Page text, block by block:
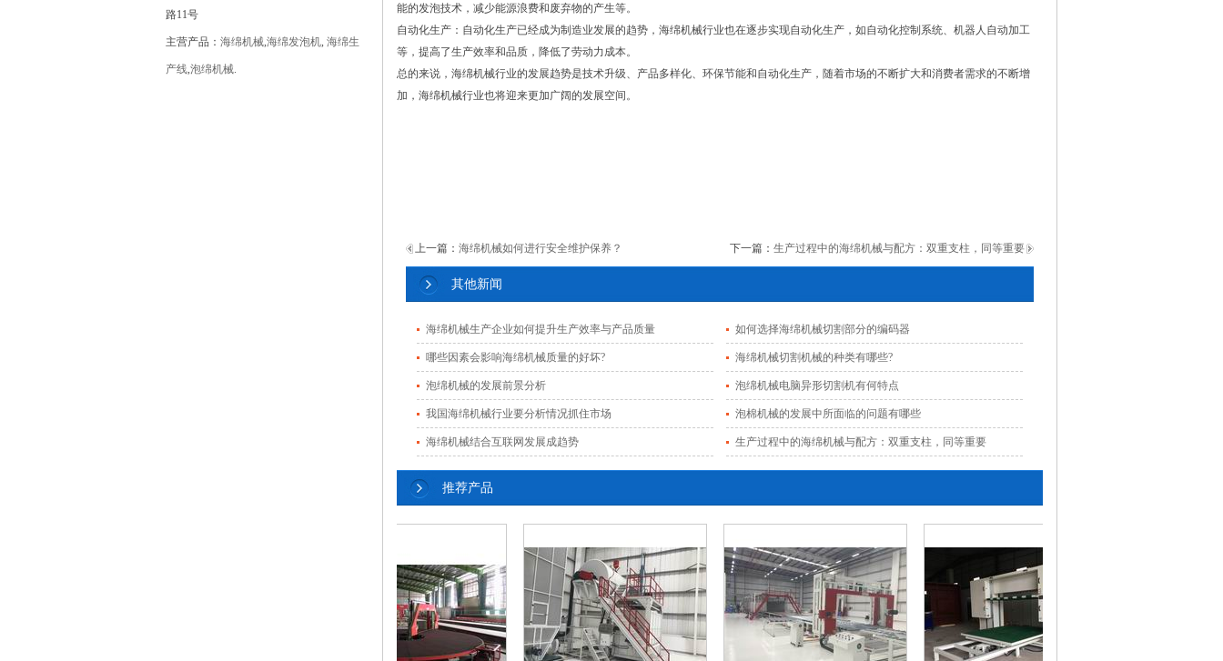
路11号
主营产品： 海绵机械,海绵发泡机, 海绵生
产线,泡绵机械.
能的发泡技术，减少能源浪费和废弃物的产生等。
自动化生产：自动化生产已经成为制造业发展的趋势，海绵机械行业也在逐步实现自动化生产，如自动化控制系统、机器人自动加工
等，提高了生产效率和品质，降低了劳动力成本。
总的来说，海绵机械行业的发展趋势是技术升级、产品多样化、环保节能和自动化生产，随着市场的不断扩大和消费者需求的不断增
加，海绵机械行业也将迎来更加广阔的发展空间。
上一篇： 海绵机械如何进行安全维护保养？ 下一篇： 生产过程中的海绵机械与配方：双重支柱，同等重要
其他新闻
海绵机械生产企业如何提升生产效率与产品质量 如何选择海绵机械切割部分的编码器
哪些因素会影响海绵机械质量的好坏? 海绵机械切割机械的种类有哪些?
泡绵机械的发展前景分析 泡绵机械电脑异形切割机有何特点
我国海绵机械行业要分析情况抓住市场 泡棉机械的发展中所面临的问题有哪些
海绵机械结合互联网发展成趋势 生产过程中的海绵机械与配方：双重支柱，同等重要
推荐产品